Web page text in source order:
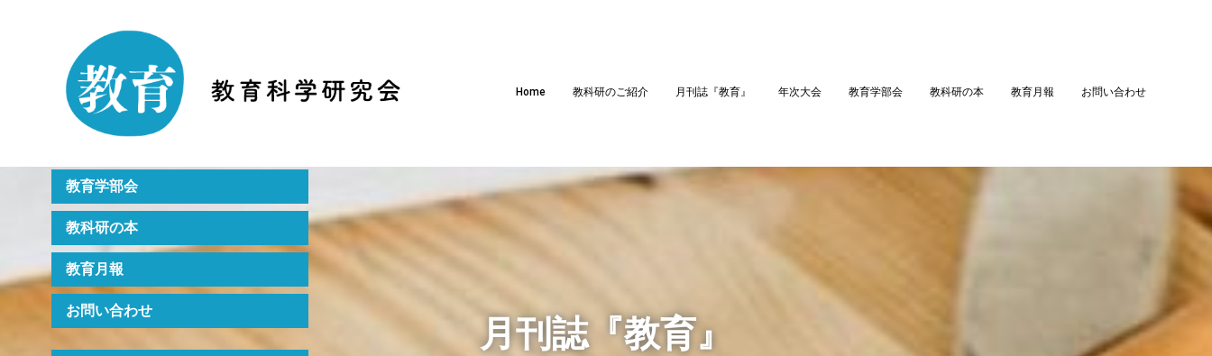
Home 教科研のご紹介 月刊誌『教育』 年次大会 教育学部会 教科研の本 教育月報 お問い合わせ
月刊誌『教育』
教科研のご紹介
月刊誌『教育』
教育学部会
教科研の本
教育月報
お問い合わせ